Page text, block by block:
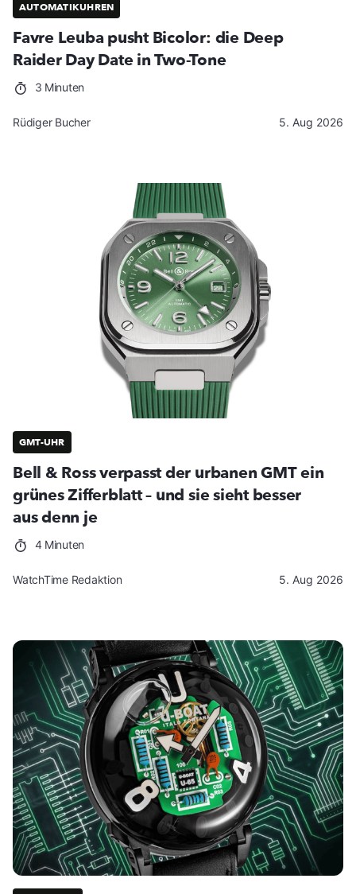
AUTOMATIKUHREN
Favre Leuba pusht Bicolor: die Deep
Raider Day Date in Two-Tone
3 Minuten
Rüdiger Bucher 5. Aug 2026
GMT-UHR
Bell & Ross verpasst der urbanen GMT ein
grünes Zifferblatt – und sie sieht besser
aus denn je
4 Minuten
WatchTime Redaktion 5. Aug 2026